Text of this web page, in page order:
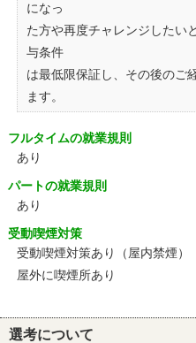
になっ
た方や再度チャレンジしたい
与条件
は最低限保証し、その後のご
ます。
フルタイムの就業規則
あり
パートの就業規則
あり
受動喫煙対策
受動喫煙対策あり（屋内禁煙）
屋外に喫煙所あり
選考について